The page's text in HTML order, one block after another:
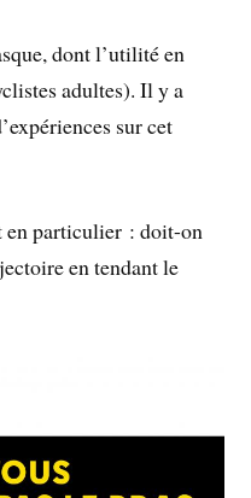
dont l’utilité en
adultes). Il y a
sur cet
en particulier : doit-on
en tendant le